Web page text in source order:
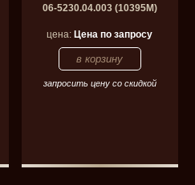
06-5230.04.003 (10395M)
цена:Цена по запросу
запросить цену со скидкой